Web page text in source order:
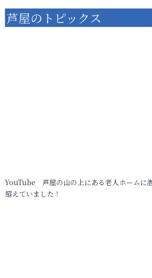
芦屋のトピックス
YouTube 芦屋の山の上にある老人ホームに
超えていました！